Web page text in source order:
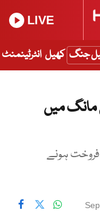
LIVE
جنگ کھیل انٹرٹینمنٹ
مانگ میں
ہونے